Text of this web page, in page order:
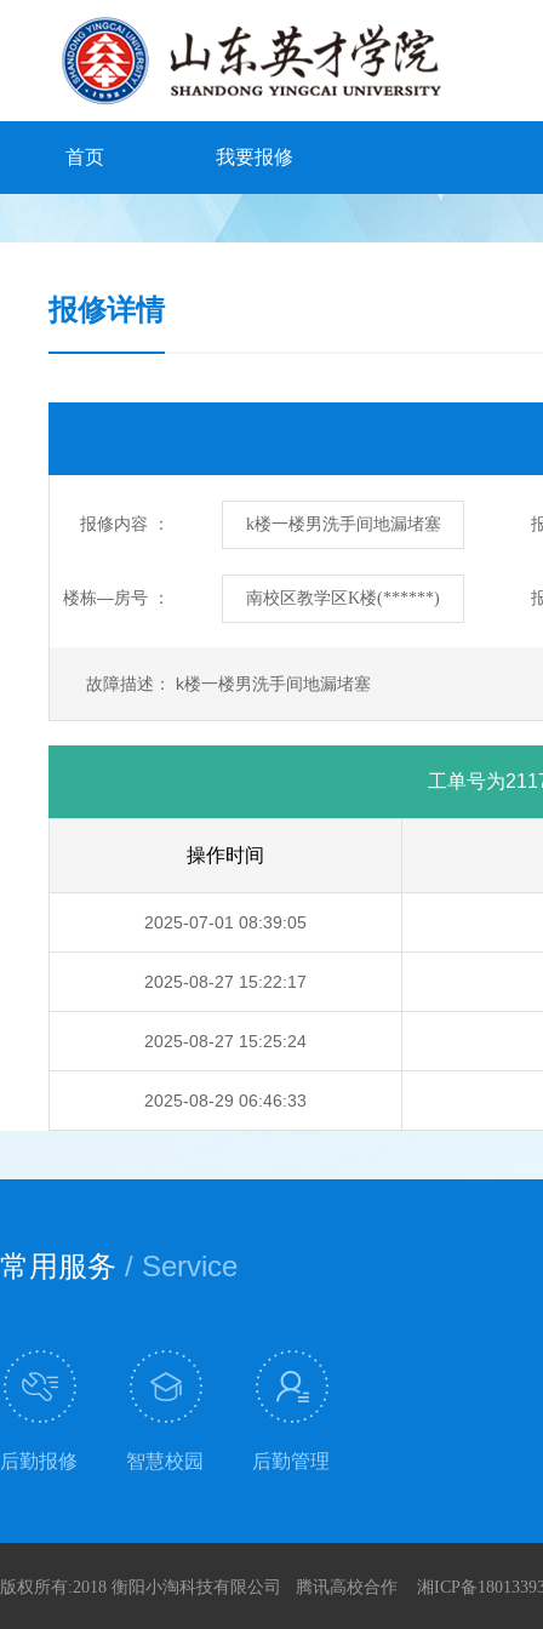
首页 我要报修
报修详情
报修内容 ：
楼栋—房号 ：
故障描述： k楼一楼男洗手间地漏堵塞
工单号为
操作时间
2025-07-01 08:39:05
2025-08-27 15:22:17
2025-08-27 15:25:24
2025-08-29 06:46:33
常用服务 / Service
后勤报修 智慧校园 后勤管理
版权所有:2018 衡阳小淘科技有限公司 腾讯高校合作 湘ICP备